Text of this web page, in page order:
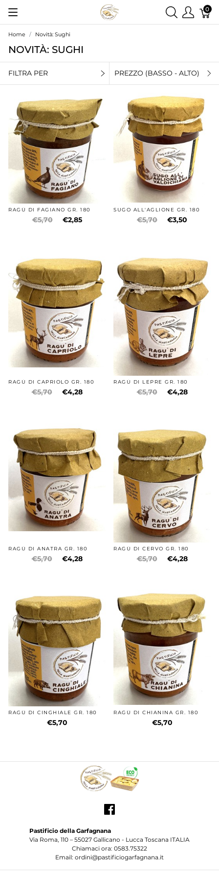
0
Home Novità: Sughi
NOVITÀ: SUGHI
FILTRA PER PREZZO (BASSO - ALTO)
RAGÙ DI FAGIANO GR. 180
€5,70 €2,85
SUGO ALL'AGLIONE GR. 180
€5,70 €3,50
RAGÙ DI CAPRIOLO GR. 180
€5,70 €4,28
RAGÙ DI LEPRE GR. 180
€5,70 €4,28
RAGÙ DI ANATRA GR. 180
€5,70 €4,28
RAGÙ DI CERVO GR. 180
€5,70 €4,28
RAGÙ DI CINGHIALE GR. 180
€5,70
RAGÙ DI CHIANINA GR. 180
€5,70
Pastificio della Garfagnana
Via Roma, 110 – 55027 Gallicano - Lucca Toscana ITALIA
Chiamaci ora: 0583.75322
Email: ordini@pastificiogarfagnana.it